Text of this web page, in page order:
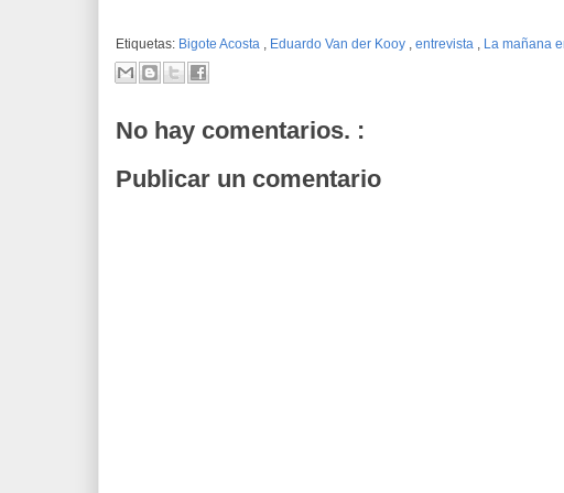
Etiquetas: Bigote Acosta , Eduardo Van der Kooy , entrevista , La mañana
No hay comentarios. :
Publicar un comentario